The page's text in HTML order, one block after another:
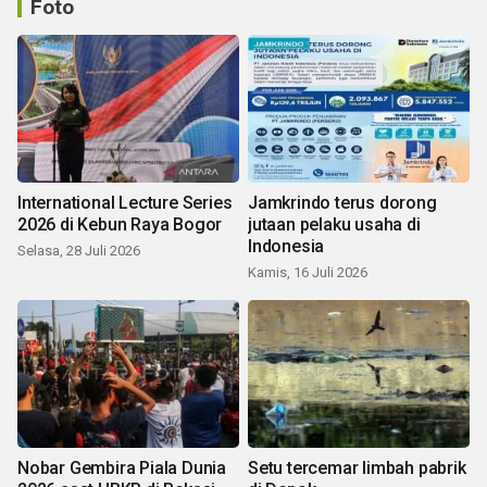
Foto
International Lecture Series
2026 di Kebun Raya Bogor
Selasa, 28 Juli 2026
Jamkrindo terus dorong
jutaan pelaku usaha di
Indonesia
Kamis, 16 Juli 2026
Nobar Gembira Piala Dunia
Setu tercemar limbah pabrik